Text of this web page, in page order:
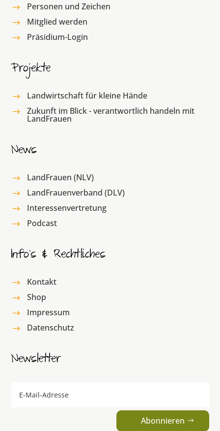
$ Personen und Zeichen
$ Mitglied werden
$ Präsidium-Login
Projekte
$ Landwirtschaft für kleine Hände
$ Zukunft im Blick - verantwortlich handeln mit
LandFrauen
News
$ LandFrauen (NLV)
$ LandFrauenverband (DLV)
$ Interessenvertretung
$ Podcast
Info’s & Rechtliches
$ Kontakt
$ Shop
$ Impressum
$ Datenschutz
Newsletter
Abonnieren